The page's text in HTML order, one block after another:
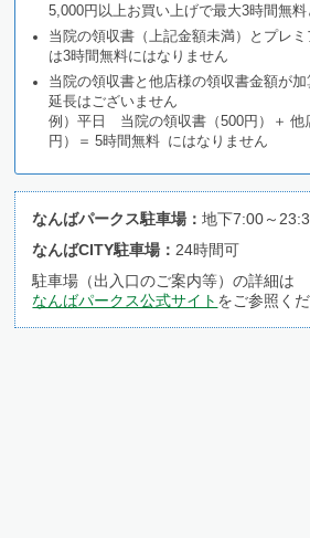
5,000円以上お買い上げで最大3時間無料
当院の領収書（上記金額未満）とプレ
は3時間無料にはなりません
当院の領収書と他店様の領収書金額が
延長はございません
例）平日 当院の領収書（500円）＋ 他
円）＝ 5時間無料 にはなりません
なんばパークス駐車場：地下7:00～
なんばCITY駐車場： 24時間可
駐車場（出入口のご案内等）の詳細は
なんばパークス公式サイト をご参照くだ